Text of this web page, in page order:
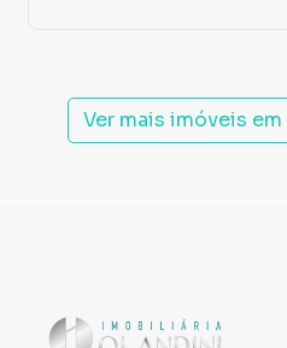
Ver mais imóveis em